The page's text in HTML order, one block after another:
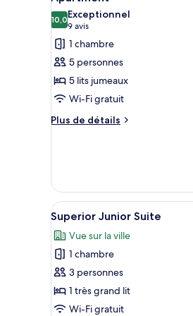
toutes
les
photos
pour
ce
type
de
chambre :
10,010,0 sur 10
Exceptionnel
9 avis
(9 avis)
1 chambre
5 personnes
5 lits jumeaux
Wi-Fi gratuit
Plus de détails
Plus
Afficher
toutes
les
photos
pour
ce
type
5
Superior Junior Suite
Vue sur la ville
1 chambre
3 personnes
1 très grand lit
Wi-Fi gratuit